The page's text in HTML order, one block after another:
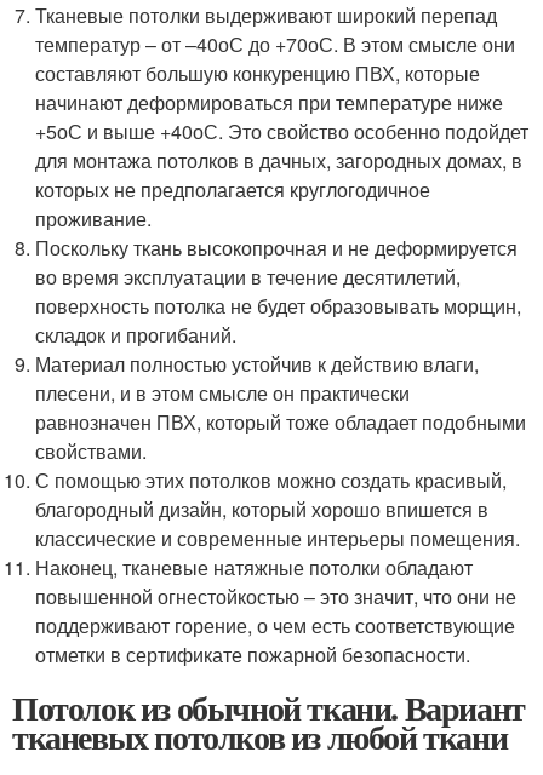
Тканевые потолки выдерживают широкий перепад
температур – от –40оС до +70оС. В этом смысле они
составляют большую конкуренцию ПВХ, которые
начинают деформироваться при температуре ниже
+5оС и выше +40оС. Это свойство особенно подойдет
для монтажа потолков в дачных, загородных домах, в
которых не предполагается круглогодичное
проживание.
Поскольку ткань высокопрочная и не деформируется
во время эксплуатации в течение десятилетий,
поверхность потолка не будет образовывать морщин,
складок и прогибаний.
Материал полностью устойчив к действию влаги,
плесени, и в этом смысле он практически
равнозначен ПВХ, который тоже обладает подобными
свойствами.
С помощью этих потолков можно создать красивый,
благородный дизайн, который хорошо впишется в
классические и современные интерьеры помещения.
Наконец, тканевые натяжные потолки обладают
повышенной огнестойкостью – это значит, что они не
поддерживают горение, о чем есть соответствующие
отметки в сертификате пожарной безопасности.
Потолок из обычной ткани. Вариант
тканевых потолков из любой ткани